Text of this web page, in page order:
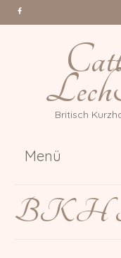
Britisch
Menü
Über uns
Katzen
BKH